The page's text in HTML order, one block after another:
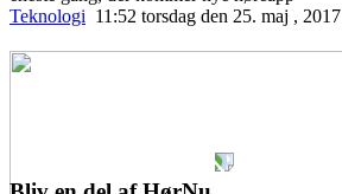
Teknologi 11:52 torsdag den 25. maj , 2017